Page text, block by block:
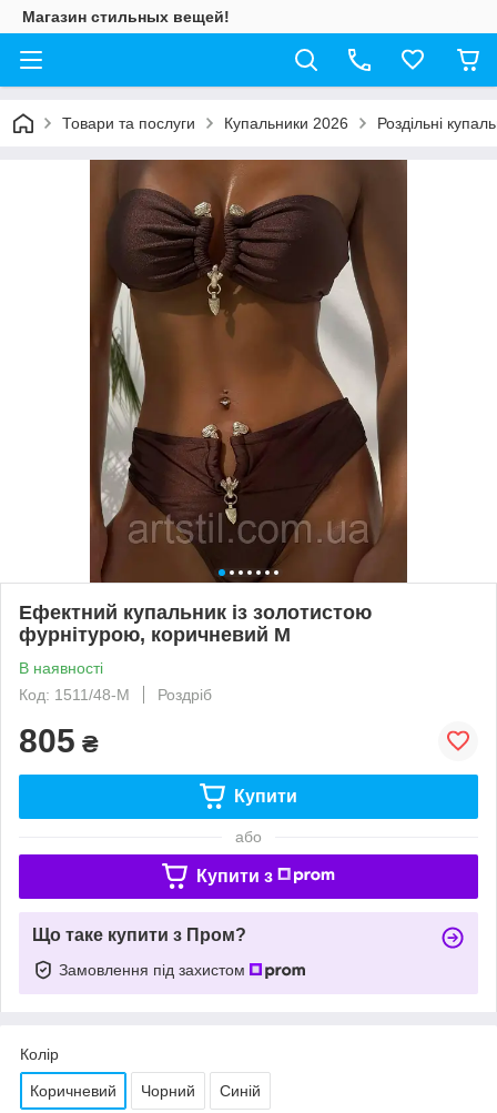
Магазин стильных вещей!
Товари та послуги Купальники 2026 Роздільні
Ефектний купальник із золотистою
фурнітурою, коричневий M
В наявності
Код: 1511/48-M
Роздріб
805 ₴
Купити
або
Купити з
Що таке купити з Пром?
Замовлення під захистом
Колір
Коричневий Чорний Синій